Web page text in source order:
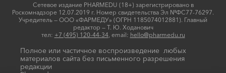
Сетевое издание PHARMEDU (18+) зарегистрировано в
Роскомнадзоре 12.07.2019 г. Номер свидетельства Эл №ФС77-76297.
Учредитель — ООО «ФАРМЕДУ» (ОГРН 1185074012881). Главный
редактор — Т. Ю. Ходанович
тел: +7 (495) 120-44-34, email: hello@pharmedu.ru
Полное или частичное воспроизведение любых
материалов сайта без письменного разрешения
редакции